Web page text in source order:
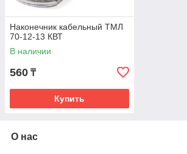
Наконечник кабельный ТМЛ
70-12-13 КВТ
В наличии
560 ₸
Купить
О нас